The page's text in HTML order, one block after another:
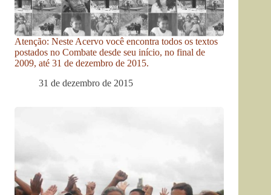
Atenção: Neste Acervo você encontra todos os textos
postados no Combate desde seu início, no final de
2009, até 31 de dezembro de 2015.
31 de dezembro de 2015